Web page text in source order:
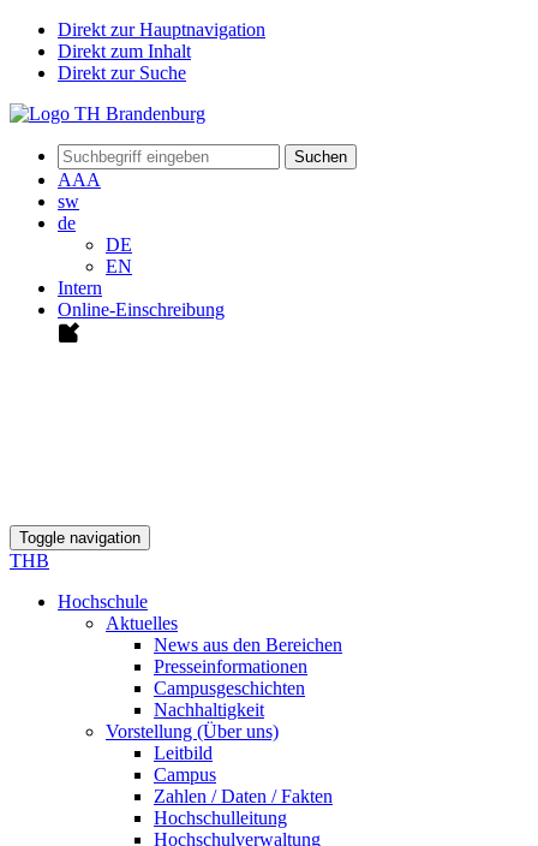
Direkt zur Hauptnavigation
Direkt zum Inhalt
Direkt zur Suche
Suchen
AAA
sw
de
DE
EN
Intern
Online-Einschreibung
Toggle navigation
THB
Hochschule
Aktuelles
News aus den Bereichen
Presseinformationen
Campusgeschichten
Nachhaltigkeit
Vorstellung (Über uns)
Leitbild
Campus
Zahlen / Daten / Fakten
Hochschulleitung
Hochschulverwaltung